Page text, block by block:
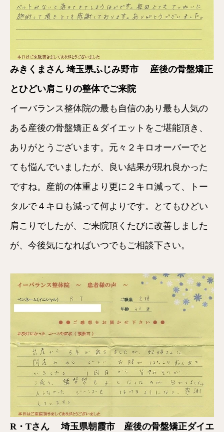
みきくまさん 埼玉県ふじみ野市
産後の骨盤矯正
とひどい肩こりの整体でご来院
イーバランス整体院の最も自信のあり最も人気の
ある産後の骨盤矯正＆ダイエットをご堪能頂き、
ありがとうございます。元々２キロオーバーでと
ても悩んでいましたが、良い結果が現れ良かった
ですね。産前の体重より更に２キロ減って、トー
タルで４キロも減って何よりです。とてもひどい
肩こりでしたが、ご来院頂くたびに改善しました
が、今後気になればいつでもご相談下さい。
R・Tさん
埼玉県朝霞市 産後の骨盤矯正ダイエ